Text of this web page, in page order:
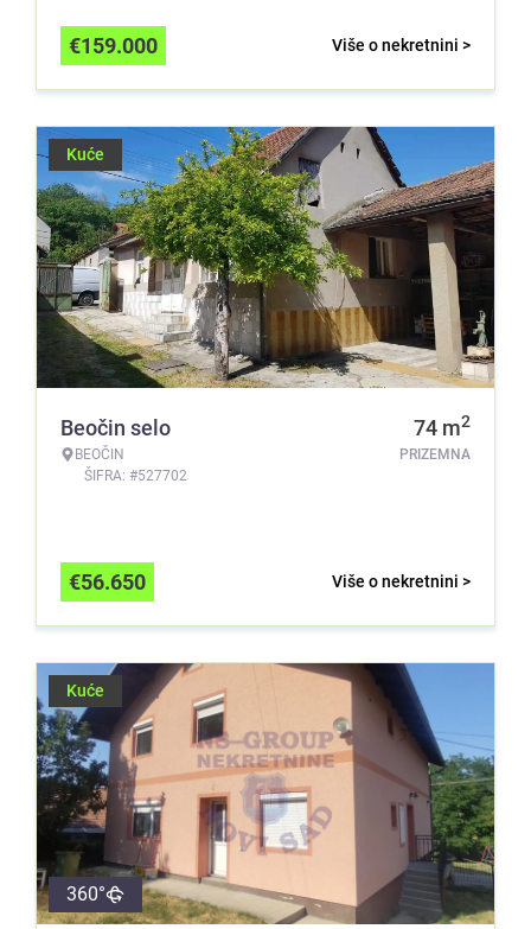
Više o nekretnini >
€159.000
Kuće
Beočin selo
BEOČIN
ŠIFRA: #527702
74 m2
PRIZEMNA
Više o nekretnini >
€56.650
Kuće
360°